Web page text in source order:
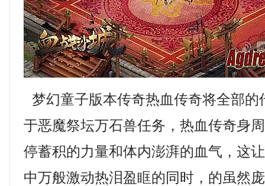
梦幻童子版本传奇热血传奇将全部的
于恶魔祭坛万石兽任务，热血传奇身
停蓄积的力量和体内澎湃的血气，这
中万般激动热泪盈眶的同时，的虽然